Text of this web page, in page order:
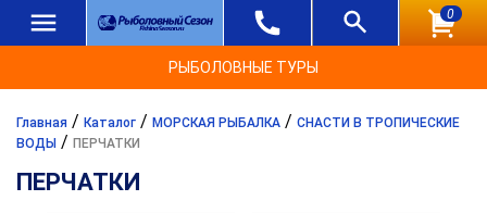
0
РЫБОЛОВНЫЕ ТУРЫ
Главная / Каталог / МОРСКАЯ РЫБАЛКА / СНАСТИ В ТРОПИЧЕСКИЕ
ВОДЫ / ПЕРЧАТКИ
ПЕРЧАТКИ